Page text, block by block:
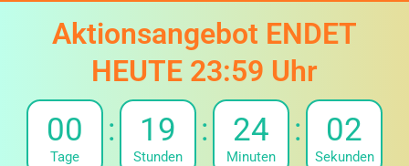
Aktionsangebot ENDET
HEUTE 23:59 Uhr
00
Tage
: 19
Stunden
: 24
Minuten
: 00
Sekunden